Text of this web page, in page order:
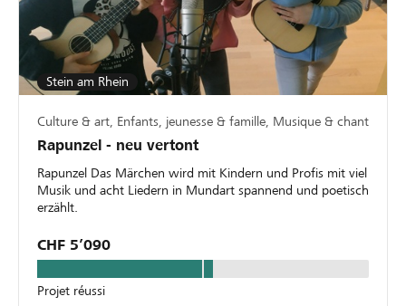
Stein am Rhein
Culture & art, Enfants, jeunesse & famille, Musique & chant
Rapunzel - neu vertont
Rapunzel Das Märchen wird mit Kindern und Profis mit viel
Musik und acht Liedern in Mundart spannend und poetisch
erzählt.
CHF 5’090
Projet réussi